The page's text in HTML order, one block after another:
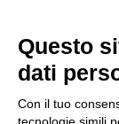
Questo
dati
Con il tuo